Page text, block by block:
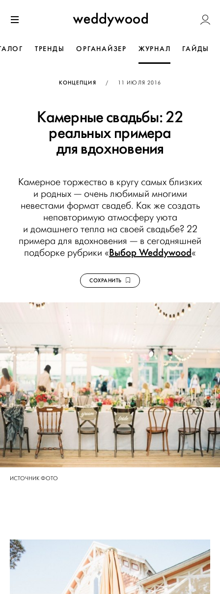
к содержанию
Weddywood
ТРЕНДЫ ОРГАНАЙЗЕР ЖУРНАЛ ГАЙДЫ
КОНЦЕПЦИЯ / ОПУБЛИКОВАНО
11 ИЮЛЯ 2016
Камерные свадьбы: 22
реальных примера
для вдохновения
Камерное торжество в кругу самых близких
и родных — очень любимый многими
невестами формат свадеб. Как же создать
неповторимую атмосферу уюта
и домашнего тепла на своей свадьбе? 22
примера для вдохновения — в сегодняшней
подборке рубрики «Выбор Weddywood«
СОХРАНИТЬ
ИСТОЧНИК ФОТО